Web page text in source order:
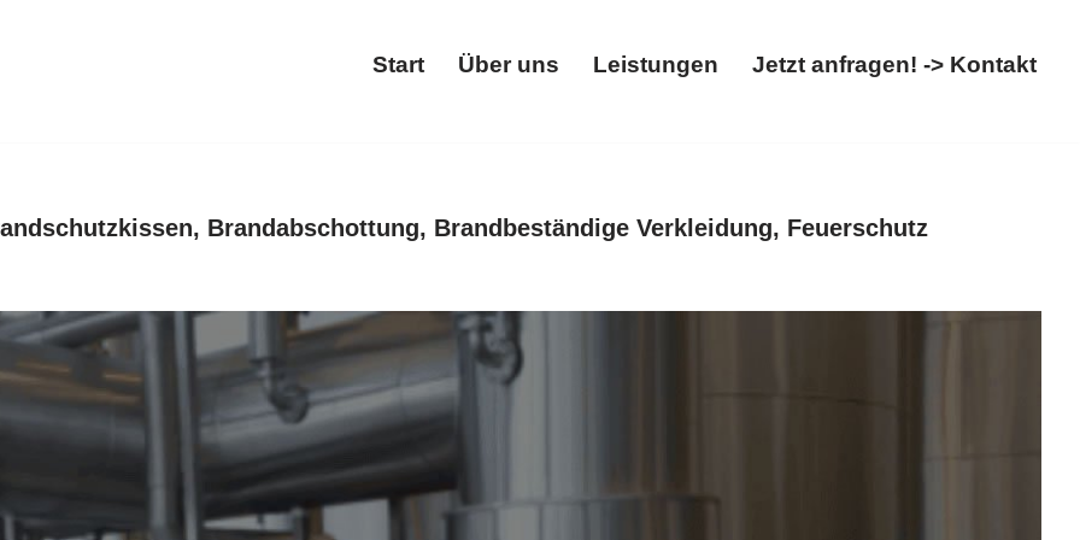
Start Über uns Leistungen Jetzt anfragen! -> Kontakt
Brandabschottung, Brandbeständige Verkleidung, Feuerschutz